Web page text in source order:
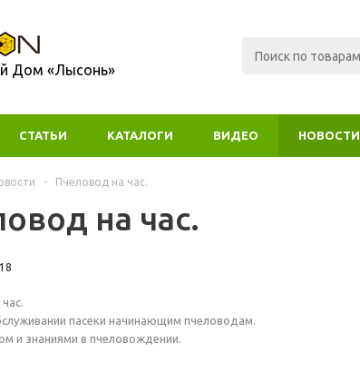
Дом «Лысонь»
СТАТЬИ КАТАЛОГИ ВИДЕО НОВОСТИ
- Пчеловод на час.
на час.
пасеки начинающим пчеловодам.
и знаниями в пчеловождении.